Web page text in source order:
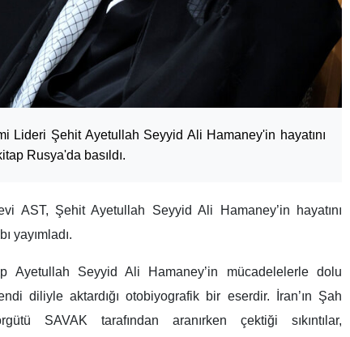
Lideri Şehit Ayetullah Seyyid Ali Hamaney'in hayatını
Rusya'da basıldı.
AST, Şehit Ayetullah Seyyid Ali Hamaney’in hayatını
yayımladı.
Ayetullah Seyyid Ali Hamaney’in mücadelelerle dolu
diliyle aktardığı otobiyografik bir eserdir. İran’ın Şah
SAVAK tarafından aranırken çektiği sıkıntılar,